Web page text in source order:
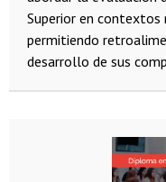
Superior en contextos
permitiendo
desarrollo de sus